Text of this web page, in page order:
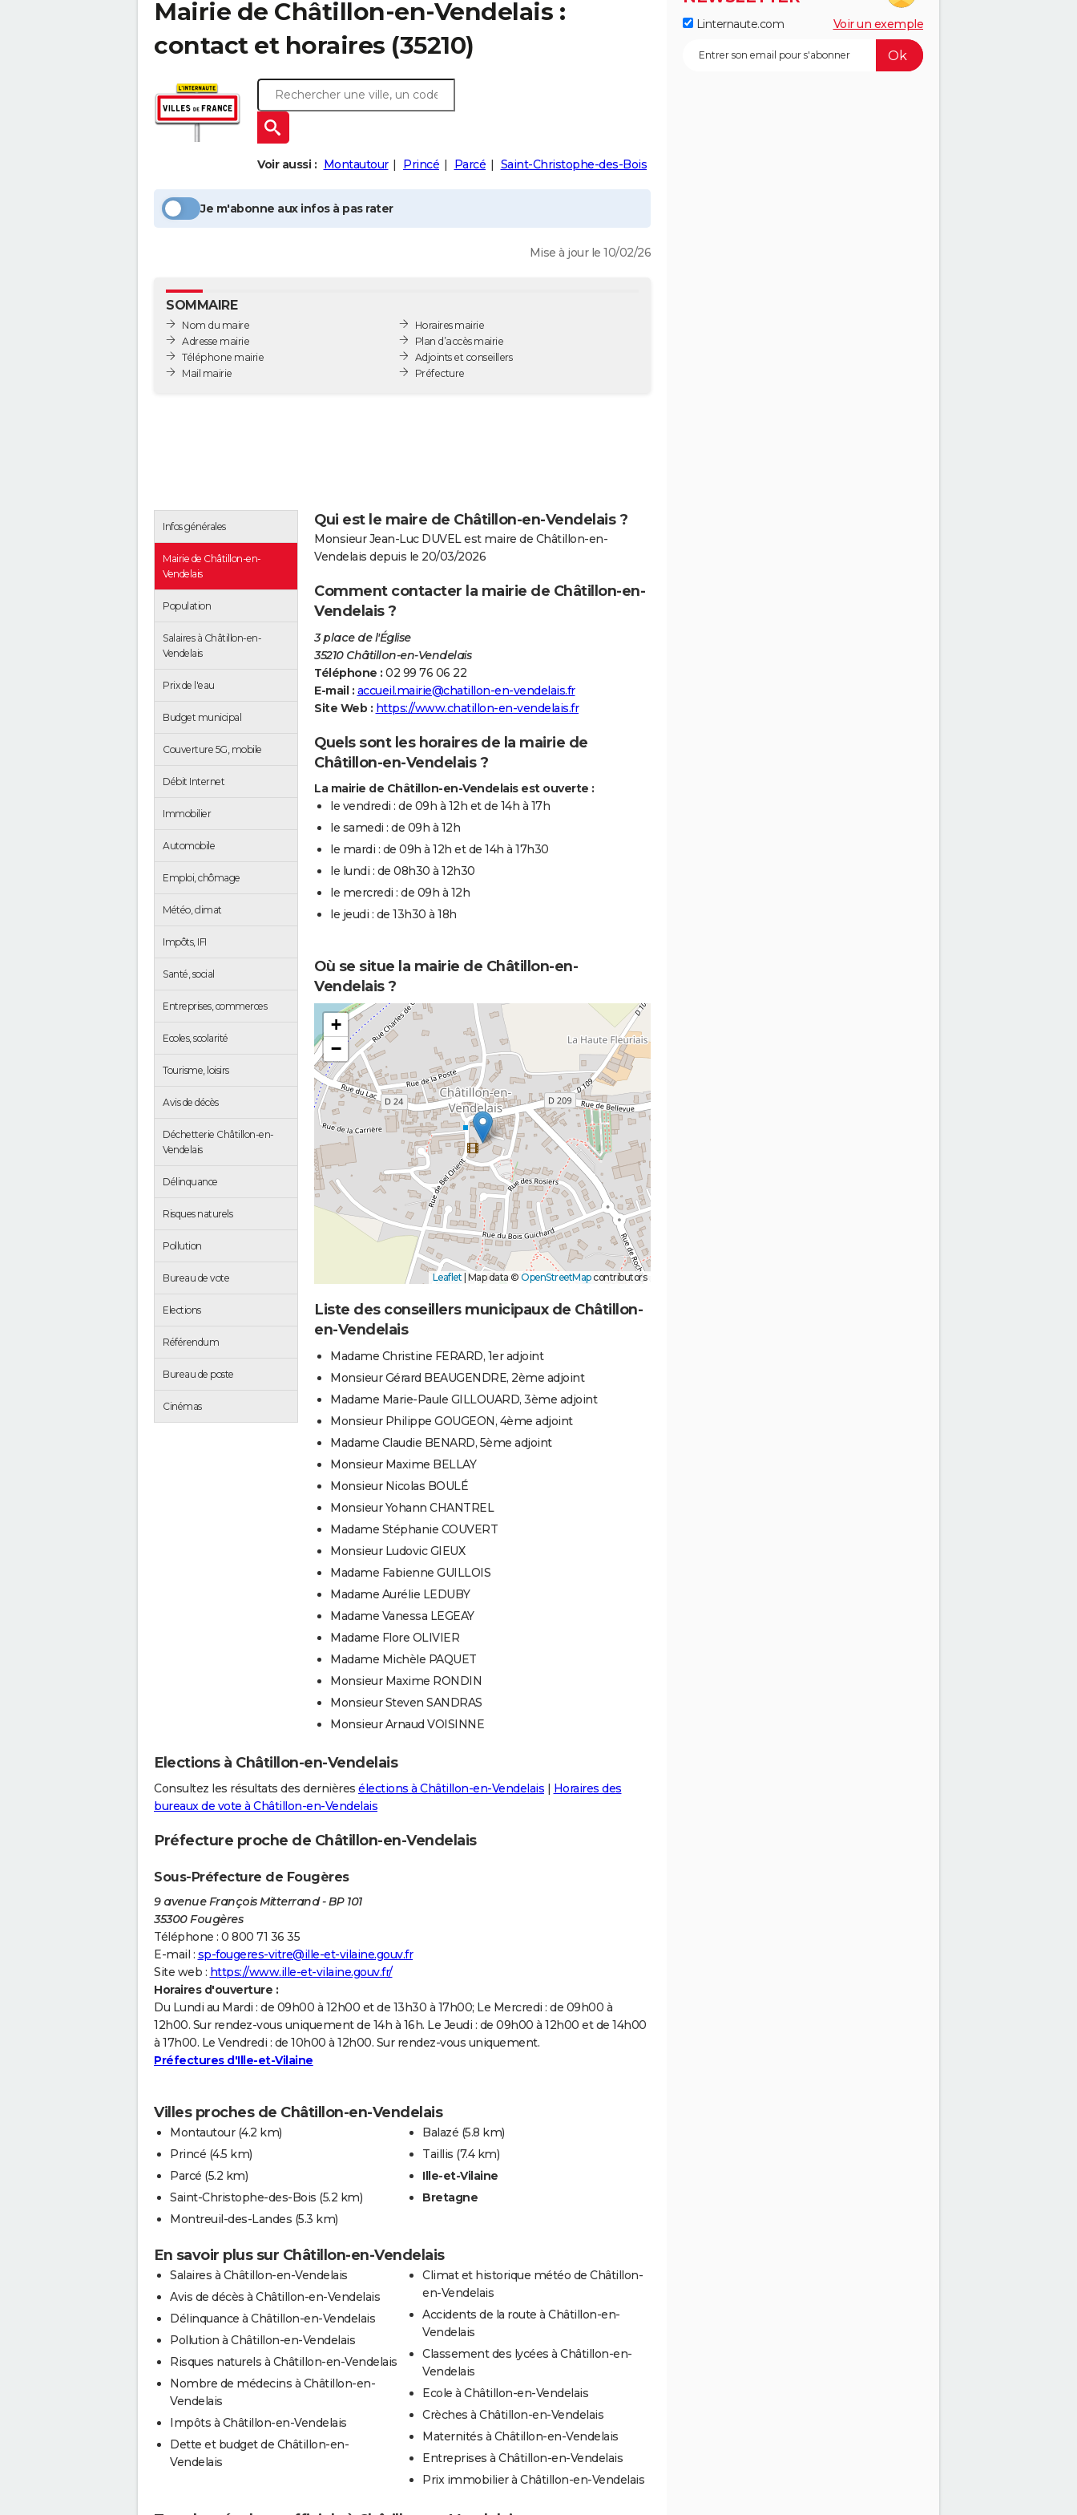
Mairie de Châtillon-en-Vendelais :
contact et horaires (35210)
Voir aussi : Montautour Princé Parcé Saint-Christophe-des-Bois
Je m'abonne aux infos à pas rater
Mise à jour le 10/02/26
SOMMAIRE
Nom du maire
Adresse mairie
Téléphone mairie
Mail mairie
Horaires mairie
Plan d’accès mairie
Adjoints et conseillers
Préfecture
Infos générales
Mairie de Châtillon-en-
Vendelais
Population
Salaires à Châtillon-en-
Vendelais
Prix de l'eau
Budget municipal
Couverture 5G, mobile
Débit Internet
Immobilier
Automobile
Emploi, chômage
Météo, climat
Impôts, IFI
Santé, social
Entreprises, commerces
Ecoles, scolarité
Tourisme, loisirs
Avis de décès
Déchetterie Châtillon-en-
Vendelais
Délinquance
Risques naturels
Pollution
Bureau de vote
Elections
Référendum
Bureau de poste
Cinémas
Qui est le maire de Châtillon-en-Vendelais ?
Monsieur Jean-Luc DUVEL est maire de Châtillon-en-
Vendelais depuis le 20/03/2026
Comment contacter la mairie de Châtillon-en-
Vendelais ?
3 place de l'Église
35210 Châtillon-en-Vendelais
Téléphone : 02 99 76 06 22
E-mail : accueil.mairie@chatillon-en-vendelais.fr
Site Web : https://www.chatillon-en-vendelais.fr
Quels sont les horaires de la mairie de
Châtillon-en-Vendelais ?
La mairie de Châtillon-en-Vendelais est ouverte :
le vendredi : de 09h à 12h et de 14h à 17h
le samedi : de 09h à 12h
le mardi : de 09h à 12h et de 14h à 17h30
le lundi : de 08h30 à 12h30
le mercredi : de 09h à 12h
le jeudi : de 13h30 à 18h
Où se situe la mairie de Châtillon-en-
Vendelais ?
+
−
Leaflet Map data © OpenStreetMapcontributors
Liste des conseillers municipaux de Châtillon-
en-Vendelais
Madame Christine FERARD, 1er adjoint
Monsieur Gérard BEAUGENDRE, 2ème adjoint
Madame Marie-Paule GILLOUARD, 3ème adjoint
Monsieur Philippe GOUGEON, 4ème adjoint
Madame Claudie BENARD, 5ème adjoint
Monsieur Maxime BELLAY
Monsieur Nicolas BOULÉ
Monsieur Yohann CHANTREL
Madame Stéphanie COUVERT
Monsieur Ludovic GIEUX
Madame Fabienne GUILLOIS
Madame Aurélie LEDUBY
Madame Vanessa LEGEAY
Madame Flore OLIVIER
Madame Michèle PAQUET
Monsieur Maxime RONDIN
Monsieur Steven SANDRAS
Monsieur Arnaud VOISINNE
Elections à Châtillon-en-Vendelais
Consultez les résultats des dernières élections à Châtillon-en-Vendelais | Horaires des
bureaux de vote à Châtillon-en-Vendelais
Préfecture proche de Châtillon-en-Vendelais
Sous-Préfecture de Fougères
9 avenue François Mitterrand - BP 101
35300 Fougères
Téléphone : 0 800 71 36 35
E-mail : sp-fougeres-vitre@ille-et-vilaine.gouv.fr
Site web : https://www.ille-et-vilaine.gouv.fr/
Horaires d'ouverture :
Du Lundi au Mardi : de 09h00 à 12h00 et de 13h30 à 17h00; Le Mercredi : de 09h00 à
12h00. Sur rendez-vous uniquement de 14h à 16h. Le Jeudi : de 09h00 à 12h00 et de 14h00
à 17h00. Le Vendredi : de 10h00 à 12h00. Sur rendez-vous uniquement.
Préfectures d'Ille-et-Vilaine
Villes proches de Châtillon-en-Vendelais
Montautour (4.2 km)
Princé (4.5 km)
Parcé (5.2 km)
Saint-Christophe-des-Bois (5.2 km)
Montreuil-des-Landes (5.3 km)
Balazé (5.8 km)
Taillis (7.4 km)
Ille-et-Vilaine
Bretagne
En savoir plus sur Châtillon-en-Vendelais
Salaires à Châtillon-en-Vendelais
Avis de décès à Châtillon-en-Vendelais
Délinquance à Châtillon-en-Vendelais
Pollution à Châtillon-en-Vendelais
Risques naturels à Châtillon-en-Vendelais
Nombre de médecins à Châtillon-en-
Vendelais
Impôts à Châtillon-en-Vendelais
Dette et budget de Châtillon-en-
Vendelais
Climat et historique météo de Châtillon-
en-Vendelais
Accidents de la route à Châtillon-en-
Vendelais
Classement des lycées à Châtillon-en-
Vendelais
Ecole à Châtillon-en-Vendelais
Crèches à Châtillon-en-Vendelais
Maternités à Châtillon-en-Vendelais
Entreprises à Châtillon-en-Vendelais
Prix immobilier à Châtillon-en-Vendelais
Linternaute.com Voir un exemple